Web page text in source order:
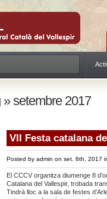
setembre 2017
VII Festa catalana
Posted by admin on set. 6th, 2017
El CCCV organitza diumenge 8
Catalana del Vallespir, trobada
Tindrà lloc a la sala de festes